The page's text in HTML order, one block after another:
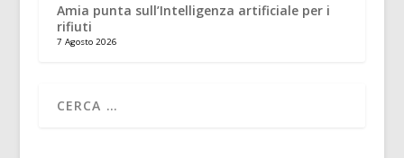
Amia punta sull’Intelligenza artificiale per i
rifiuti
7 Agosto 2026